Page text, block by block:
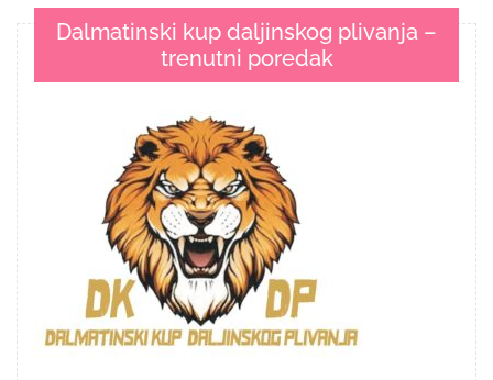
Dalmatinski kup daljinskog plivanja –
trenutni poredak